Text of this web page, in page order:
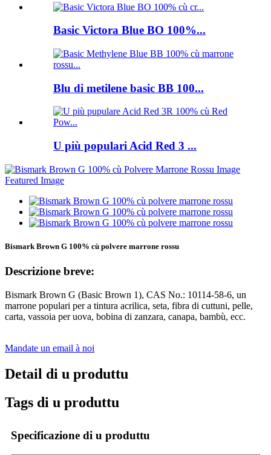
Basic Victora Blue BO 100%...
Blu di metilene basic BB 100...
U più populari Acid Red 3 ...
Bismark Brown G 100% cù polvere marrone rossu
Descrizione breve:
Bismark Brown G (Basic Brown 1), CAS No.: 10114-58-6, un
marrone populari per a tintura acrilica, seta, fibra di cuttuni, pelle,
carta, vassoia per uova, bobina di zanzara, canapa, bambù, ecc.
Mandate un email à noi
Detail di u produttu
Tags di u produttu
Specificazione di u produttu